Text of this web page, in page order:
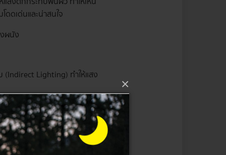
×
ดดเด่นและน่าสนใจ
ผนัง
(Indirect Lighting) ทำให้แสง
โดดเด่นและเน้นรายละเอียด